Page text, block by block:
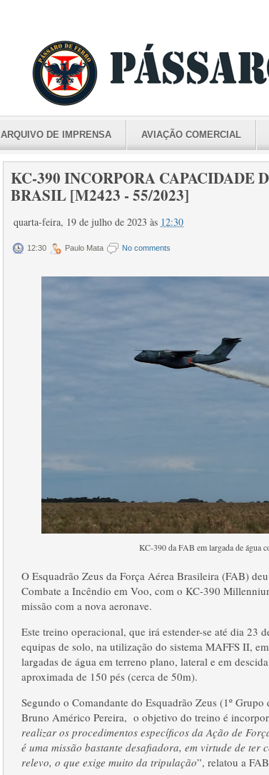
ARQUIVO DE IMPRENSA AVIAÇÃO COMERCIAL
KC-390 INCORPORA CAPACIDADE
BRASIL [M2423 - 55/2023]
quarta-feira, 19 de julho de 2023 às 12:30
12:30 Paulo Mata No comments
KC-390 da FAB em largada de
O Esquadrão Zeus da Força Aérea Brasileira (FAB)
Combate a Incêndio em Voo, com o KC-390
missão com a nova aeronave.
Este treino operacional, que irá estender-se até dia 23
equipas de solo, na utilização do sistema MAFFS II,
largadas de água em terreno plano, lateral e em
aproximada de 150 pés (cerca de 50m).
Segundo o Comandante do Esquadrão Zeus (1º
Bruno Américo Pereira, o objetivo do treino é
realizar os procedimentos específicos da Ação de
é uma missão bastante desafiadora, em virtude de
relevo, o que exige muito da tripulação”, relatou a